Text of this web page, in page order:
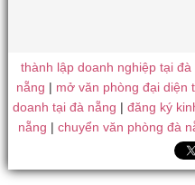
thành lập doanh nghiệp tại đà
nẵng | mở văn phòng đại diện
doanh tại đà nẵng |đăng ký
nẵng | chuyển văn phòng đà